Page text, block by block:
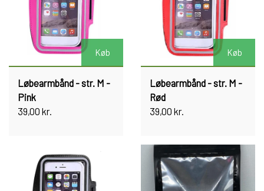
Køb
Løbearmbånd - str. M -
Pink
39,00 kr.
Køb
Løbearmbånd - str. M -
Rød
39,00 kr.